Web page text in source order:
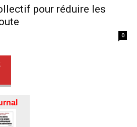
pour réduire les
0